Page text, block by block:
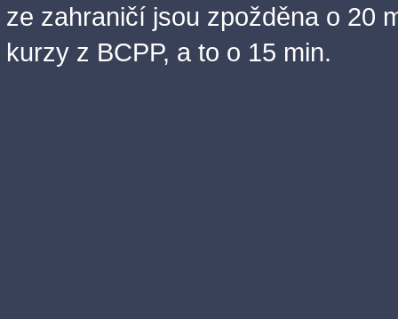
ze zahraničí jsou zpožděna o 20
kurzy z BCPP, a to o 15 min.